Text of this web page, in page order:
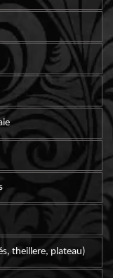
theillere, plateau)